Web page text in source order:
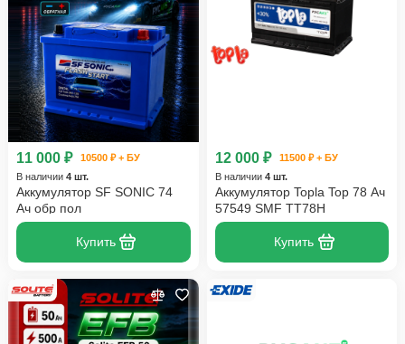
11 000 ₽
10500 ₽ + БУ
В наличии 4 шт.
Аккумулятор SF SONIC 74
Ач обр пол
Купить
12 000 ₽
11500 ₽ + БУ
В наличии 4 шт.
Аккумулятор Topla Top 78 Ач
57549 SMF TT78H
Купить